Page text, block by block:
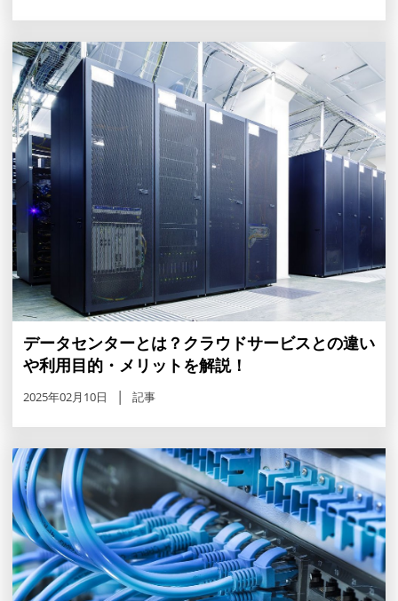
データセンターとは？クラウドサービスとの違い
や利用目的・メリットを解説！
2025年02月10日 記事